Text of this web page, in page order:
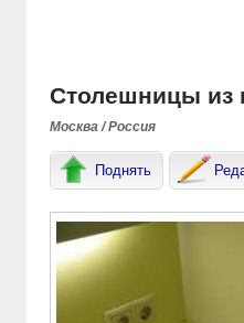
Столешницы из
Москва / Россия
Поднять